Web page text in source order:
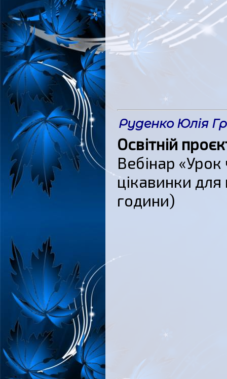
Руденко Юлія
Освітній
Вебінар
цікавинки
години)